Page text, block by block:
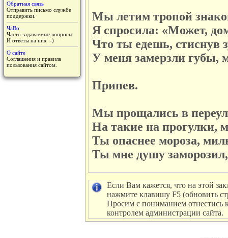
Обратная связь
Отправить письмо службе
поддержки.
ЧаВо
Часто задаваемые вопросы.
И ответы на них :-)
О сайте
Соглашения и правила
пользования сайтом.
Мы летим тропой
Я спросила: «Может,
Что ты едешь,
У меня замерзли губы,
Припев.
Мы прощались в
На такие на прогулки,
Ты опаснее мороза,
Ты мне душу
Если Вам кажется, что на этой
нажмите клавишу F5 (обновить
Просим с пониманием отнестись
контролем администрации сайта.